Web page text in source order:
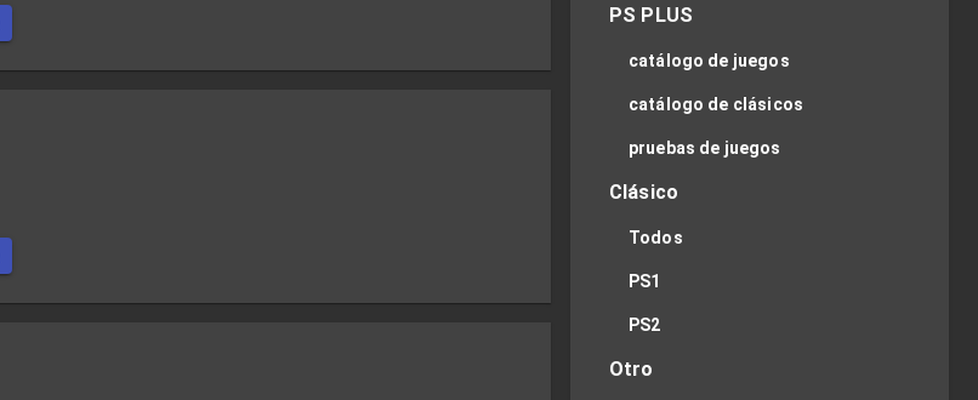
PS PLUS
catálogo de juegos
catálogo de clásicos
pruebas de juegos
Clásico
Todos
PS1
PS2
Otro